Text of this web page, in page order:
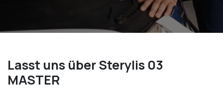
Lasst uns über Sterylis 03
MASTER